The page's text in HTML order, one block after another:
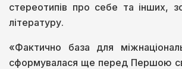
стереотипів про себе та інших,
літературу.
«Фактично база для
сформувалася ще перед Першою